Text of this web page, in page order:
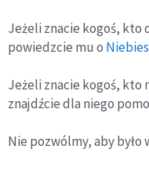
Jeżeli znacie kogoś, kto
powiedzcie mu o
Jeżeli znacie kogoś, kto
znajdźcie dla niego
Nie pozwólmy, aby było